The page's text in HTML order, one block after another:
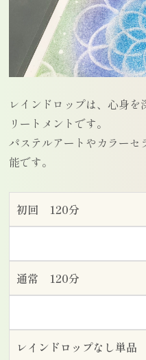
レインドロップは、心身
リートメントです。
パステルアートやカラー
能です。
初回 120分
通常 120分
レインドロップなし単品